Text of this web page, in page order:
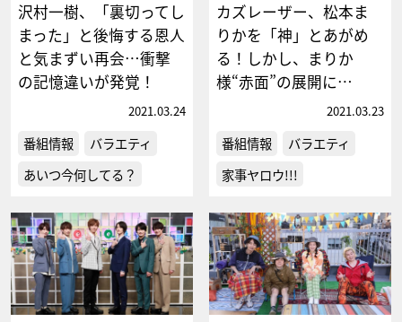
沢村一樹、「裏切ってし
まった」と後悔する恩人
と気まずい再会…衝撃
の記憶違いが発覚！
2021.03.24
番組情報
バラエティ
あいつ今何してる？
カズレーザー、松本ま
りかを「神」とあがめ
る！しかし、まりか
様“赤面”の展開に…
2021.03.23
番組情報
バラエティ
家事ヤロウ!!!